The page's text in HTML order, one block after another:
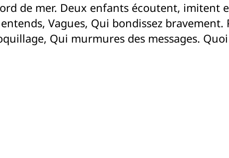
de mer. Deux enfants écoutent, imitent
Vagues, Qui bondissez bravement.
Qui murmures des messages.